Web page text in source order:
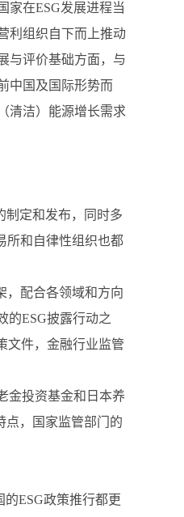
家在ESG发展进程当
利组织自下而上推动
与评价基础方面，与
中国及国际形势而
清洁）能源增长需求
制定和发布，同时多
所和自律性组织也都
，配合各领域和方向
的ESG披露行动之
文件，金融行业监管
金投资基金和日本养
点，国家监管部门的
ESG政策推行都更